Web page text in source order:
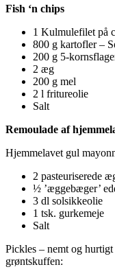
Fish ‘n chips
1 Kulmulefilet på
800 g kartofler –
200 g 5-
2 æg
200 g mel
2 l fritureolie
Salt
Remoulade af
Hjemmelavet gul
2 pasteuriserede
½ ’æggebæger’
3 dl solsikkeolie
1 tsk. gurkemeje
Salt
Pickles – nemt og
grøntskuffen: